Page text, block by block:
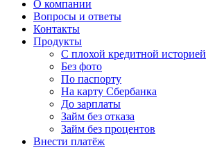
О компании
Вопросы и ответы
Контакты
Продукты
C плохой кредитной историей
Без фото
По паспорту
На карту Сбербанка
До зарплаты
Займ без отказа
Займ без процентов
Внести платёж